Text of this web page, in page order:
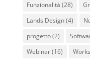
Funzionalità (28)
Lands Design(4)
progetto(2)
Webinar(16)